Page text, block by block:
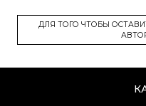
ДЛЯ ТОГО ЧТОБЫ